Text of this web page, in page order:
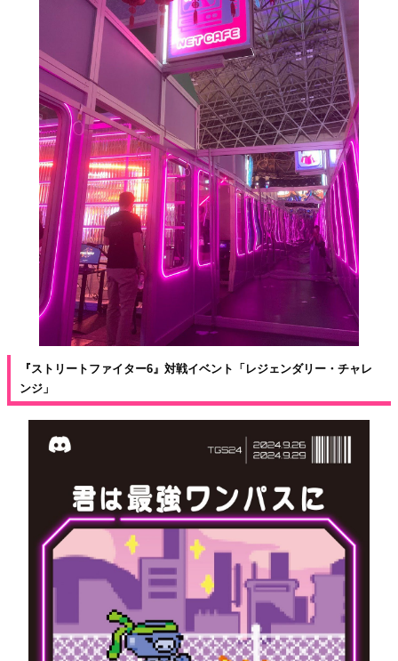
『ストリートファイター6』対戦イベント「レジェンダリー・チャレ
ンジ」